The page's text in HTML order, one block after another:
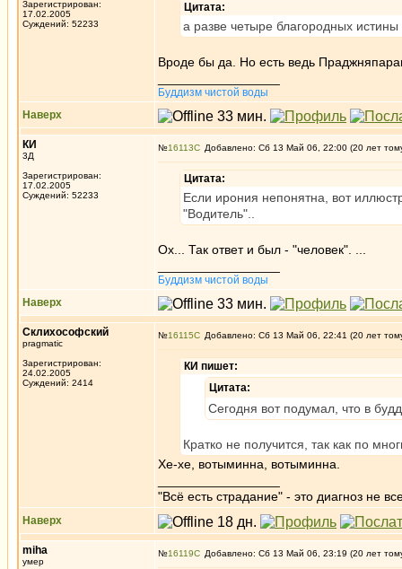
Зарегистрирован:
17.02.2005
Суждений: 52233
Цитата:
а разве четыре благородных
Вроде бы да. Но есть ведь
Буддизм чистой воды
Наверх
КИ
3Д
Зарегистрирован:
17.02.2005
Суждений: 52233
№16113 Добавлено: Сб 13 Май 06, 22:00 (20 лет
Цитата:
Если ирония непонятна, вот
"Водитель"..
Ох... Так ответ и был - "человек". ...
Буддизм чистой воды
Наверх
Склихософский
pragmatic
Зарегистрирован:
24.02.2005
Суждений: 2414
№16115 Добавлено: Сб 13 Май 06, 22:41 (20 лет
КИ пишет:
Цитата:
Сегодня вот подумал, что в
Кратко не получится, так как по
Хе-хе, вотыминна, вотыминна.
"Всё есть страдание" - это диагноз не
Наверх
miha
умер
№16119 Добавлено: Сб 13 Май 06, 23:19 (20 лет